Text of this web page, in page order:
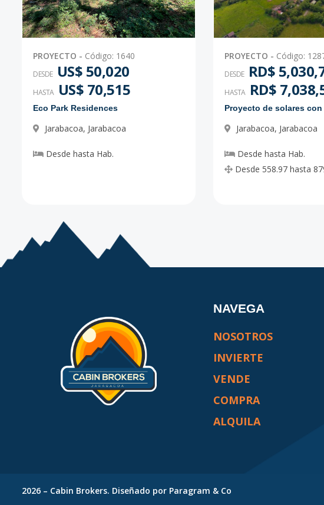
PROYECTO - Código: 1640
DESDE US$ 50,020
HASTA US$ 70,515
Eco Park Residences
Jarabacoa, Jarabacoa
Desde hasta Hab.
PROYECTO - Código:
DESDE RD$
HASTA RD$
Jarabacoa, Jarabacoa
Desde hasta Hab.
Desde 558.97 hasta
NAVEGA
NOSOTROS
INVIERTE
VENDE
COMPRA
ALQUILA
2026 – Cabin Brokers. Diseñado por Paragram & Co